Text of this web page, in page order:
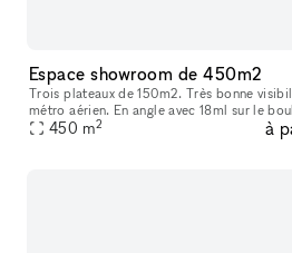
Espace showroom de 450m2
Trois plateaux de 150m2. Très bonne
métro aérien. En angle avec 18ml sur le
évenements, galerie d'art, ...
450 m2 à